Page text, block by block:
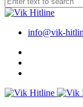
info@vik-